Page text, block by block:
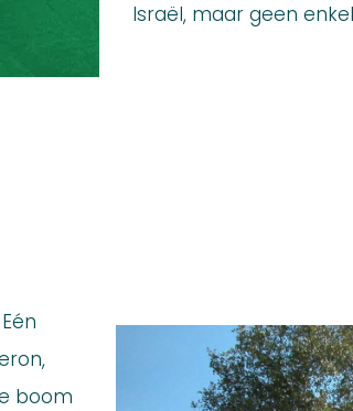
Israël, maar geen
boom